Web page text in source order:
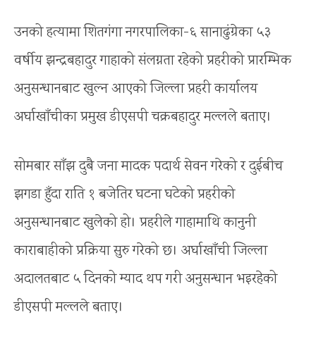
उनको हत्यामा शितगंगा नगरपालिका-६ सानाढुंग्रेका ५३
वर्षीय झन्द्रबहादुर गाहाको संलग्नता रहेको प्रहरीको प्रारम्भिक
अनुसन्धानबाट खुल्न आएको जिल्ला प्रहरी कार्यालय
अर्घाखाँचीका प्रमुख डीएसपी चक्रबहादुर मल्लले बताए।
सोमबार साँझ दुबै जना मादक पदार्थ सेवन गरेको र दुईबीच
झगडा हुँदा राति १ बजेतिर घटना घटेको प्रहरीको
अनुसन्धानबाट खुलेको हो। प्रहरीले गाहामाथि कानुनी
काराबाहीको प्रक्रिया सुरु गरेको छ। अर्घाखाँची जिल्ला
अदालतबाट ५ दिनको म्याद थप गरी अनुसन्धान भइरहेको
डीएसपी मल्लले बताए।